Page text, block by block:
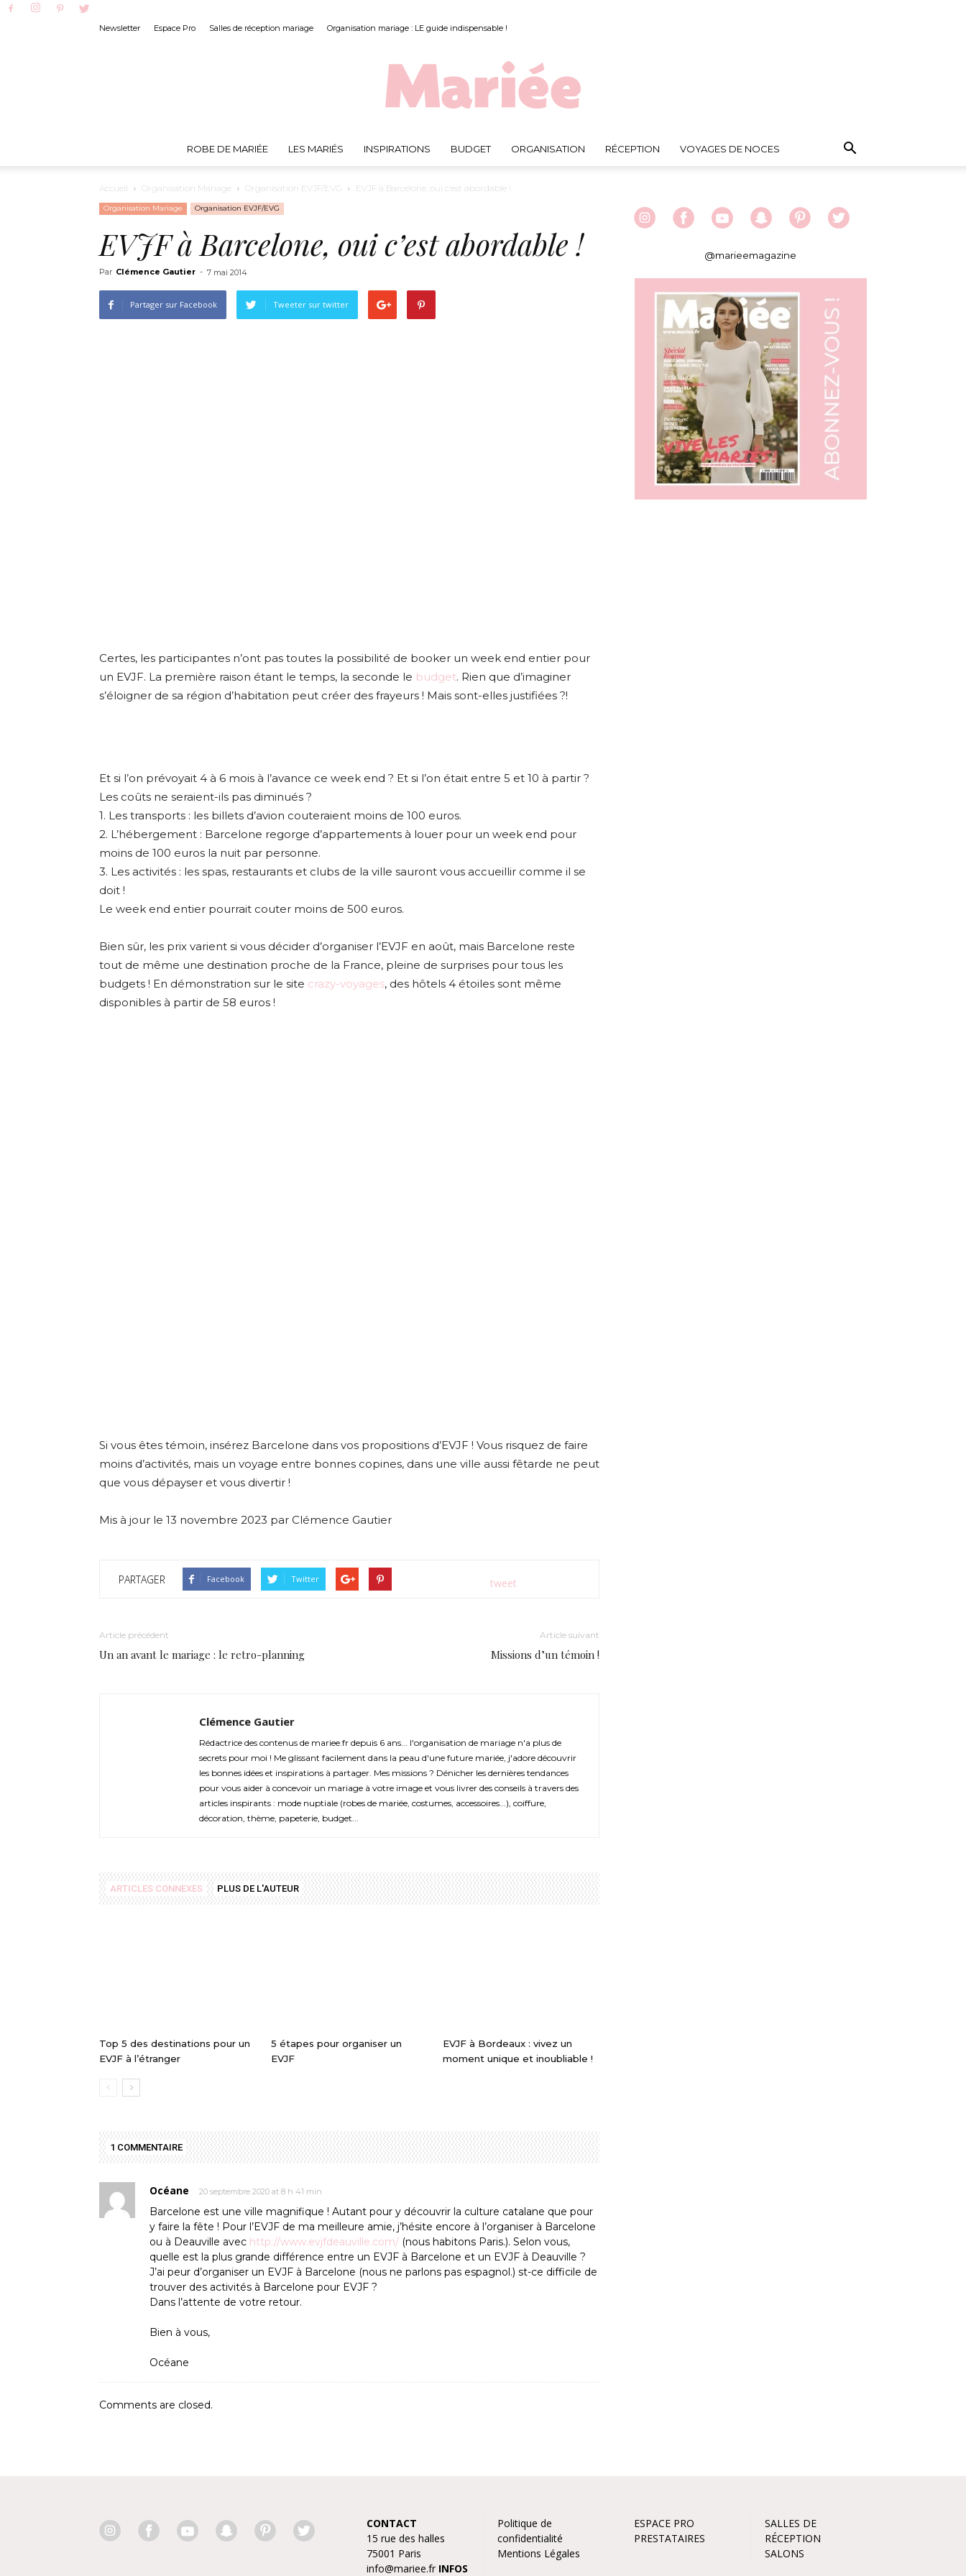
Newsletter Espace Pro Salles de réception mariage Organisation mariage : LE guide indispensable !
ROBE DE MARIÉE LES MARIÉS INSPIRATIONS BUDGET ORGANISATION RÉCEPTION VOYAGES DE NOCES
Accueil Organisation Mariage Organisation EVJF/EVG EVJF à Barcelone, oui c’est abordable !
Organisation Mariage Organisation EVJF/EVG
EVJF à Barcelone, oui c’est abordable !
Par Clémence Gautier - 7 mai 2014
Partager sur Facebook Tweeter sur twitter
Certes, les participantes n’ont pas toutes la possibilité de booker un week end entier pour
un EVJF. La première raison étant le temps, la seconde le budget. Rien que d’imaginer
s’éloigner de sa région d’habitation peut créer des frayeurs ! Mais sont-elles justifiées ?!
Et si l’on prévoyait 4 à 6 mois à l’avance ce week end ? Et si l’on était entre 5 et 10 à partir ?
Les coûts ne seraient-ils pas diminués ?
1. Les transports : les billets d’avion couteraient moins de 100 euros.
2. L’hébergement : Barcelone regorge d’appartements à louer pour un week end pour
moins de 100 euros la nuit par personne.
3. Les activités : les spas, restaurants et clubs de la ville sauront vous accueillir comme il se
doit !
Le week end entier pourrait couter moins de 500 euros.
Bien sûr, les prix varient si vous décider d’organiser l’EVJF en août, mais Barcelone reste
tout de même une destination proche de la France, pleine de surprises pour tous les
budgets ! En démonstration sur le site crazy-voyages, des hôtels 4 étoiles sont même
disponibles à partir de 58 euros !
Si vous êtes témoin, insérez Barcelone dans vos propositions d’EVJF ! Vous risquez de faire
moins d’activités, mais un voyage entre bonnes copines, dans une ville aussi fêtarde ne peut
que vous dépayser et vous divertir !
Mis à jour le 13 novembre 2023 par Clémence Gautier
PARTAGER Facebook Twitter tweet
Article précédent
Un an avant le mariage : le retro-planning
Article suivant
Missions d’un témoin !
Clémence Gautier
Rédactrice des contenus de mariee.fr depuis 6 ans... l'organisation de mariage n'a plus de
secrets pour moi ! Me glissant facilement dans la peau d'une future mariée, j'adore découvrir
les bonnes idées et inspirations à partager. Mes missions ? Dénicher les dernières tendances
pour vous aider à concevoir un mariage à votre image et vous livrer des conseils à travers des
articles inspirants : mode nuptiale (robes de mariée, costumes, accessoires...), coiffure,
décoration, thème, papeterie, budget...
ARTICLES CONNEXES PLUS DE L'AUTEUR
Top 5 des destinations pour un
EVJF à l’étranger
5 étapes pour organiser un
EVJF
EVJF à Bordeaux : vivez un
moment unique et inoubliable !
1 COMMENTAIRE
Océane 20 septembre 2020 at 8 h 41 min
Barcelone est une ville magnifique ! Autant pour y découvrir la culture catalane que pour
y faire la fête ! Pour l’EVJF de ma meilleure amie, j’hésite encore à l’organiser à Barcelone
ou à Deauville avec http://www.evjfdeauville.com/ (nous habitons Paris.). Selon vous,
quelle est la plus grande différence entre un EVJF à Barcelone et un EVJF à Deauville ?
J’ai peur d’organiser un EVJF à Barcelone (nous ne parlons pas espagnol.) st-ce difficile de
trouver des activités à Barcelone pour EVJF ?
Dans l’attente de votre retour.
Bien à vous,
Océane
Comments are closed.
@marieemagazine
CONTACT
15 rue des halles
75001 Paris
info@mariee.fr INFOS
Politique de
confidentialité
Mentions Légales
ESPACE PRO
PRESTATAIRES
SALLES DE
RÉCEPTION
SALONS